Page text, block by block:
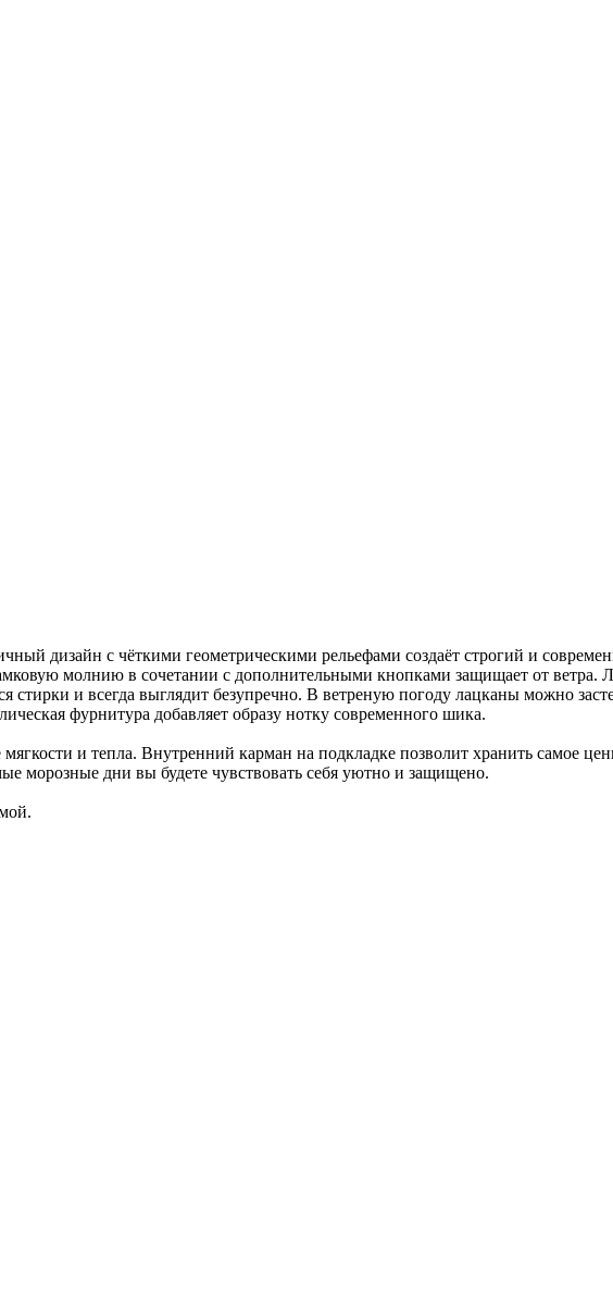
дизайн с чёткими геометрическими рельефами создаёт строгий и
молнию в сочетании с дополнительными кнопками защищает от ветра.
и всегда выглядит безупречно. В ветреную погоду лацканы можно
фурнитура добавляет образу нотку современного шика.
и тепла. Внутренний карман на подкладке позволит хранить самое
морозные дни вы будете чувствовать себя уютно и защищено.